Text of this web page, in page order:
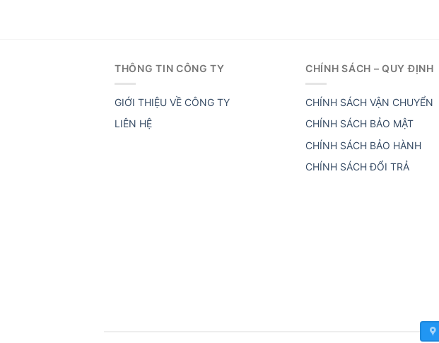
THÔNG TIN CÔNG TY
GIỚI THIỆU VỀ CÔNG TY
LIÊN HỆ
CHÍNH SÁCH – QUY ĐỊNH
CHÍNH SÁCH VẬN CHUYỂN
CHÍNH SÁCH BẢO MẬT
CHÍNH SÁCH BẢO HÀNH
CHÍNH SÁCH ĐỔI TRẢ